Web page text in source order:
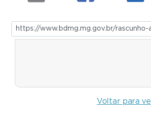
Voltar para